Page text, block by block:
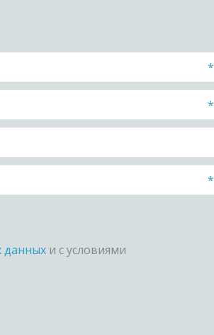
*
*
*
данных и с условиями